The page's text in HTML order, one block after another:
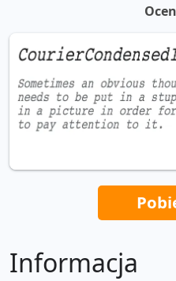
Informacja